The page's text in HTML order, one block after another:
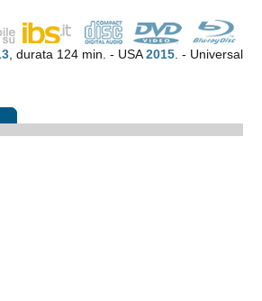
, durata 124 min. - USA2015 . - Universal